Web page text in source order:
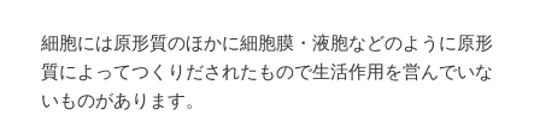
細胞には原形質のほかに細胞膜・液胞などのように原形
質によってつくりだされたもので生活作用を営んでいな
いものがあります。